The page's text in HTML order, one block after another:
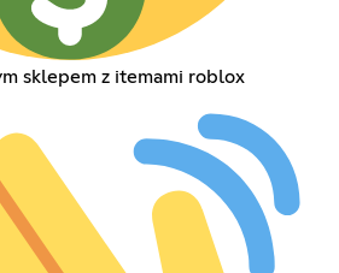
sklepem z itemami roblox